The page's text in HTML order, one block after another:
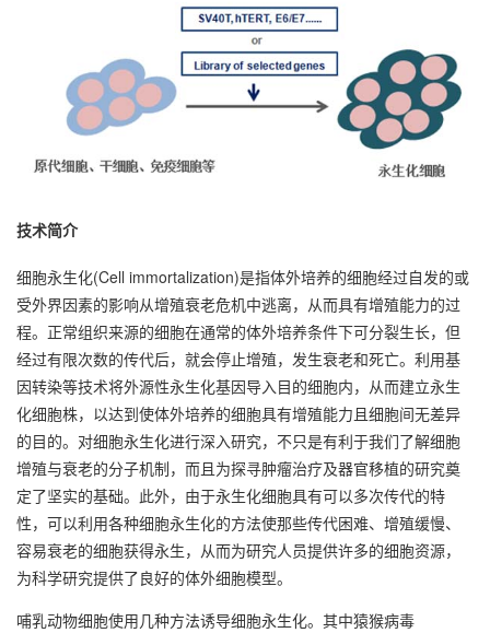
技术简介
细胞永生化(Cell immortalization)是指体外培养的细胞经过自发的或
受外界因素的影响从增殖衰老危机中逃离，从而具有增殖能力的过
程。正常组织来源的细胞在通常的体外培养条件下可分裂生长，但
经过有限次数的传代后，就会停止增殖，发生衰老和死亡。利用基
因转染等技术将外源性永生化基因导入目的细胞内，从而建立永生
化细胞株，以达到使体外培养的细胞具有增殖能力且细胞间无差异
的目的。对细胞永生化进行深入研究，不只是有利于我们了解细胞
增殖与衰老的分子机制，而且为探寻肿瘤治疗及器官移植的研究奠
定了坚实的基础。此外，由于永生化细胞具有可以多次传代的特
性，可以利用各种细胞永生化的方法使那些传代困难、增殖缓慢、
容易衰老的细胞获得永生，从而为研究人员提供许多的细胞资源，
为科学研究提供了良好的体外细胞模型。
哺乳动物细胞使用几种方法诱导细胞永生化。其中猿猴病毒